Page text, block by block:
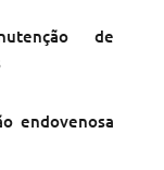
de
endovenosa